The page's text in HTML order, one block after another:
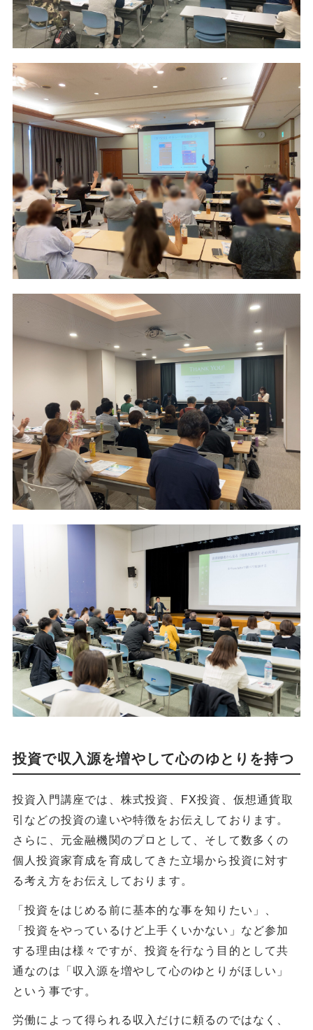
投資で収入源を増やして心のゆとりを持つ
投資入門講座では、株式投資、FX投資、仮想通貨取
引などの投資の違いや特徴をお伝えしております。
さらに、元金融機関のプロとして、そして数多くの
個人投資家育成を育成してきた立場から投資に対す
る考え方をお伝えしております。
「投資をはじめる前に基本的な事を知りたい」、
「投資をやっているけど上手くいかない」など参加
する理由は様々ですが、投資を行なう目的として共
通なのは「収入源を増やして心のゆとりがほしい」
という事です。
労働によって得られる収入だけに頼るのではなく、